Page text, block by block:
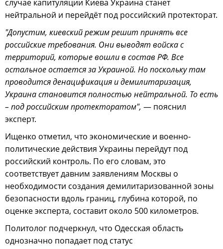
случае капитуляции Киева Украина станет
нейтральной и перейдёт под российский протекторат.
"Допустим, киевский режим решит принять все
российские требования. Они выводят войска с
территорий, которые вошли в состав РФ. Все
остальное остается за Украиной. Но поскольку там
проводится денацификация и демилитаризация,
Украина становится полностью нейтральной. То есть
– под российским протекторатом", — пояснил
эксперт.
Ищенко отметил, что экономические и военно-
политические действия Украины перейдут под
российский контроль. По его словам, это
соответствует давним заявлениям Москвы о
необходимости создания демилитаризованной зоны
безопасности вдоль границ, глубина которой, по
оценке эксперта, составит около 500 километров.
Политолог подчеркнул, что Одесская область
однозначно попадает под статус